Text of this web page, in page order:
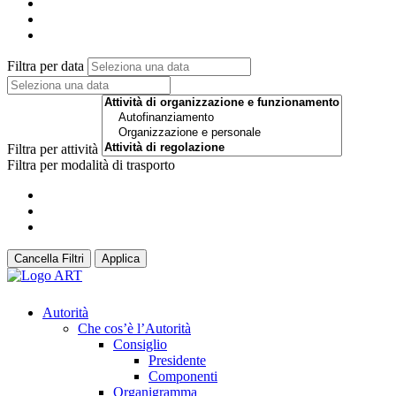
Filtra per data
Filtra per attività
Filtra per modalità di trasporto
Cancella Filtri Applica
Autorità
Che cos’è l’Autorità
Consiglio
Presidente
Componenti
Organigramma